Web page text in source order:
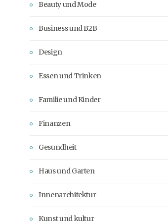
Beauty und Mode
Business und B2B
Design
Essen und Trinken
Familie und Kinder
Finanzen
Gesundheit
Haus und Garten
Innenarchitektur
Kunst und kultur